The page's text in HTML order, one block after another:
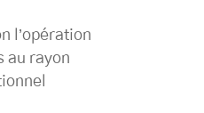
l’opération
au rayon